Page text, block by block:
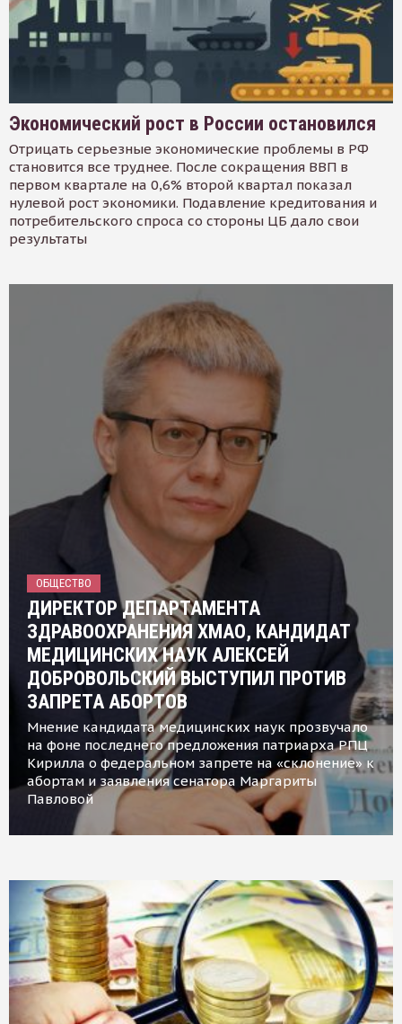
Экономический рост в России остановился
Отрицать серьезные экономические проблемы в РФ
становится все труднее. После сокращения ВВП в
первом квартале на 0,6% второй квартал показал
нулевой рост экономики. Подавление кредитования и
потребительского спроса со стороны ЦБ дало свои
результаты
ОБЩЕСТВО
ДИРЕКТОР ДЕПАРТАМЕНТА
ЗДРАВООХРАНЕНИЯ ХМАО, КАНДИДАТ
МЕДИЦИНСКИХ НАУК АЛЕКСЕЙ
ДОБРОВОЛЬСКИЙ ВЫСТУПИЛ ПРОТИВ
ЗАПРЕТА АБОРТОВ
Мнение кандидата медицинских наук прозвучало
на фоне последнего предложения патриарха РПЦ
Кирилла о федеральном запрете на «склонение» к
абортам и заявления сенатора Маргариты
Павловой